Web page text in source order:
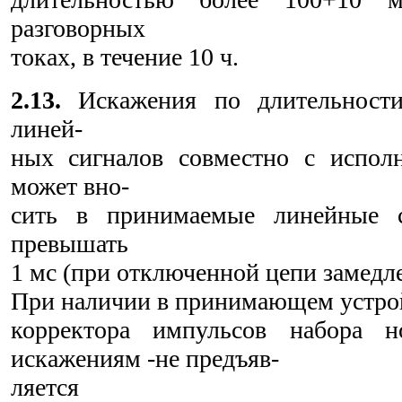
разговорных
токах, в течение 10 ч.
2.13. Искажения по
линей-
ных сигналов совместно с
может вно-
сить в принимаемые линейные
превышать
1 мс (при отключенной цепи
При наличии в принимающем
корректора импульсов набора
искажениям -не предъяв-
ляется